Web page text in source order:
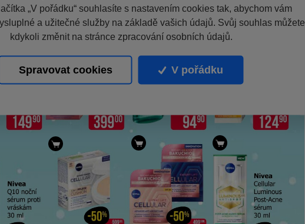
„V pořádku“ souhlasíte s nastavením cookies tak, abychom vám
a užitečné služby na základě vašich údajů. Svůj souhlas můžete
kdykoli změnit na stránce zpracování osobních údajů.
Spravovat cookies V pořádku